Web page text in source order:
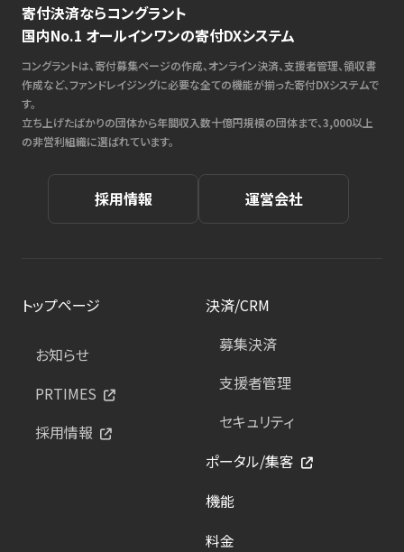
寄付決済ならコングラント
国内No.1 オールインワンの寄付DXシステム
コングラントは、寄付募集ページの作成、オンライン決済、支援者管理、領収書
作成など、ファンドレイジングに必要な全ての機能が揃った寄付DXシステムで
す。
立ち上げたばかりの団体から年間収入数十億円規模の団体まで、3,000以上
の非営利組織に選ばれています。
採用情報 運営会社
トップページ
お知らせ
PRTIMES
採用情報
決済/CRM
募集決済
支援者管理
セキュリティ
ポータル/集客
機能
料金